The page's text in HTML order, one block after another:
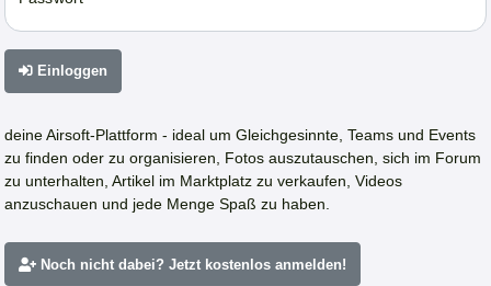
Einloggen
deine Airsoft-Plattform - ideal um Gleichgesinnte, Teams und Events
zu finden oder zu organisieren, Fotos auszutauschen, sich im Forum
zu unterhalten, Artikel im Marktplatz zu verkaufen, Videos
anzuschauen und jede Menge Spaß zu haben.
Noch nicht dabei? Jetzt kostenlos anmelden!